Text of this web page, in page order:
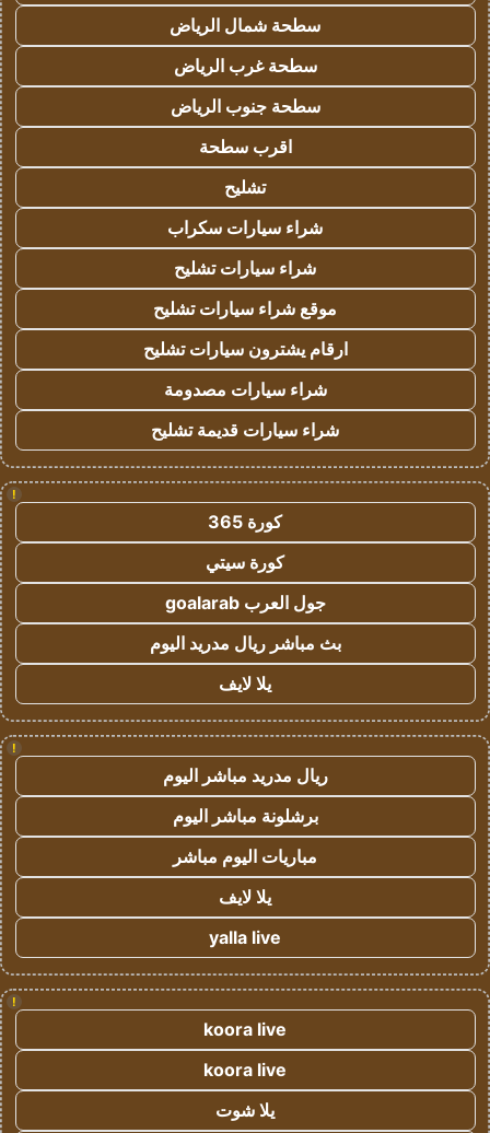
سطحة شمال الرياض
سطحة غرب الرياض
سطحة جنوب الرياض
اقرب سطحة
تشليح
شراء سيارات سكراب
شراء سيارات تشليح
موقع شراء سيارات تشليح
ارقام يشترون سيارات تشليح
شراء سيارات مصدومة
شراء سيارات قديمة تشليح
!
كورة 365
كورة سيتي
جول العرب goalarab
بث مباشر ريال مدريد اليوم
يلا لايف
!
ريال مدريد مباشر اليوم
برشلونة مباشر اليوم
مباريات اليوم مباشر
يلا لايف
yalla live
!
koora live
koora live
يلا شوت